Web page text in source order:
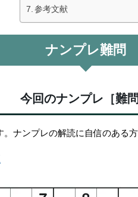
参考文献
ナンプレ難問
今回のナンプレ［難問
ナンプレの解読に自信のある